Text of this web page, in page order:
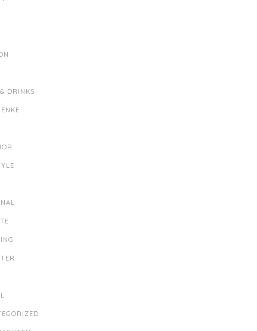
DRINKS